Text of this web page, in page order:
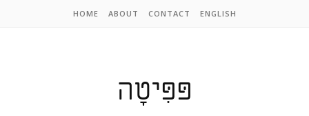
HOME ABOUT CONTACT ENGLISH
פּפִּיטָה